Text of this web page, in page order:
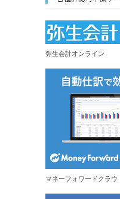
弥生会計オンライン
マネーフォワードクラウ